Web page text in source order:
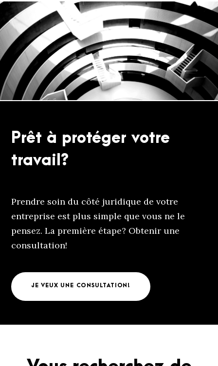
Prêt à protéger votre
travail?
Prendre soin du côté juridique de votre
entreprise est plus simple que vous ne le
pensez. La première étape? Obtenir une
consultation!
JE VEUX UNE CONSULTATION!